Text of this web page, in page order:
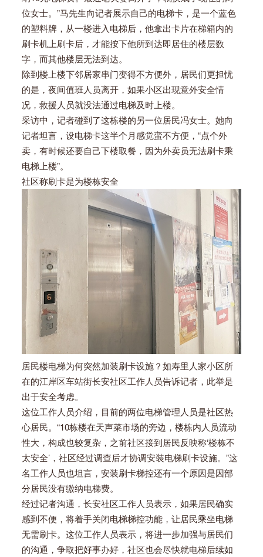
位女士。”马先生向记者展示自己的电梯卡，是一个蓝色
的塑料牌，从一楼进入电梯后，他拿出卡片在梯箱内的
刷卡机上刷卡后，才能按下他所到达即居住的楼层数
字，而其他楼层无法到达。
除到楼上楼下邻居家串门变得不方便外，居民们更担忧
的是，夜间值班人员离开，如果小区出现意外安全情
况，救援人员就没法通过电梯及时上楼。
采访中，记者碰到了这栋楼的另一位居民冯女士。她向
记者坦言，设电梯卡这半个月感觉蛮不方便，“点个外
卖，有时候还要自己下楼取餐，因为外卖员无法刷卡乘
电梯上楼”。
社区称刷卡是为楼栋安全
居民楼电梯为何突然加装刷卡设施？如寿里人家小区所
在的江岸区车站街长安社区工作人员告诉记者，此举是
出于安全考虑。
这位工作人员介绍，目前的两位电梯管理人员是社区热
心居民。“10栋楼在天声菜市场的旁边，楼栋内人员流动
性大，构成也较复杂，之前社区接到居民反映称‘楼栋不
太安全’，社区经过调查后才协调安装电梯刷卡设施。”这
名工作人员也坦言，安装刷卡梯控还有一个原因是因部
分居民没有缴纳电梯费。
经过记者沟通，长安社区工作人员表示，如果居民确实
感到不便，将着手关闭电梯梯控功能，让居民乘坐电梯
无需刷卡。这位工作人员表示，将进一步加强与居民们
的沟通，争取把好事办好，社区也会尽快就电梯后续如